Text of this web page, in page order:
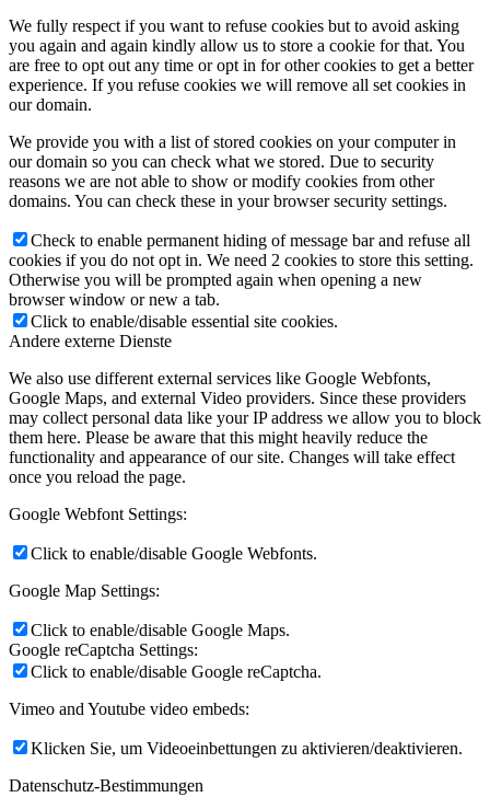
We fully respect if you want to refuse cookies but to avoid asking
you again and again kindly allow us to store a cookie for that. You
are free to opt out any time or opt in for other cookies to get a better
experience. If you refuse cookies we will remove all set cookies in
our domain.
We provide you with a list of stored cookies on your computer in
our domain so you can check what we stored. Due to security
reasons we are not able to show or modify cookies from other
domains. You can check these in your browser security settings.
Check to enable permanent hiding of message bar and refuse all
cookies if you do not opt in. We need 2 cookies to store this setting.
Otherwise you will be prompted again when opening a new
browser window or new a tab.
Click to enable/disable essential site cookies.
Andere externe Dienste
We also use different external services like Google Webfonts,
Google Maps, and external Video providers. Since these providers
may collect personal data like your IP address we allow you to block
them here. Please be aware that this might heavily reduce the
functionality and appearance of our site. Changes will take effect
once you reload the page.
Google Webfont Settings:
Click to enable/disable Google Webfonts.
Google Map Settings:
Click to enable/disable Google Maps.
Google reCaptcha Settings:
Click to enable/disable Google reCaptcha.
Vimeo and Youtube video embeds:
Klicken Sie, um Videoeinbettungen zu aktivieren/deaktivieren.
Datenschutz-Bestimmungen